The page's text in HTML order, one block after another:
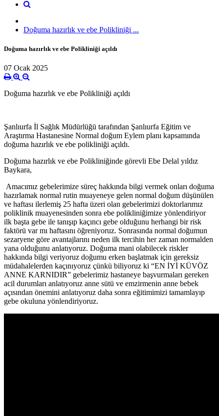
Doğuma hazırlık ve ebe Polikliniği ...
Doğuma hazırlık ve ebe Polikliniği açıldı
07 Ocak 2025
Doğuma hazırlık ve ebe Polikliniği açıldı
Şanlıurfa İl Sağlık Müdürlüğü tarafından Şanlıurfa Eğitim ve
Araştırma Hastanesine Normal doğum Eylem planı kapsamında
doğuma hazırlık ve ebe polikliniği açıldı.
Doğuma hazırlık ve ebe Polikliniğinde görevli Ebe Delal yıldız
Baykara,
Amacımız gebelerimize süreç hakkında bilgi vermek onları doğuma
hazırlamak normal rutin muayeneye gelen normal doğum düşünülen
ve haftası ilerlemiş 25 hafta üzeri olan gebelerimizi doktorlarımız
poliklinik muayenesinden sonra ebe polikliniğimize yönlendiriyor
ilk başta gebe ile tanışıp kaçıncı gebe olduğunu herhangi bir risk
faktörü var mı haftasını öğreniyoruz. Sonrasında normal doğumun
sezaryene göre avantajlarını neden ilk tercihin her zaman normalden
yana olduğunu anlatıyoruz. Doğuma mani olabilecek riskler
hakkında bilgi veriyoruz doğumu erken başlatmak için gereksiz
müdahalelerden kaçınıyoruz çünkü biliyoruz ki “EN İYİ KÜVÖZ
ANNE KARNIDIR” gebelerimiz hastaneye başvurmaları gereken
acil durumları anlatıyoruz anne sütü ve emzirmenin anne bebek
açısından önemini anlatıyoruz daha sonra eğitimimizi tamamlayıp
gebe okuluna yönlendiriyoruz.